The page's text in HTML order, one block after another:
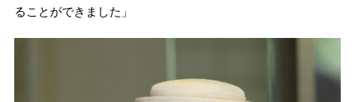
ることができました」